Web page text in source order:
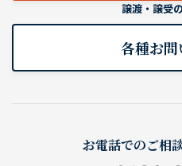
譲渡・譲受
各種お
お電話でのご相